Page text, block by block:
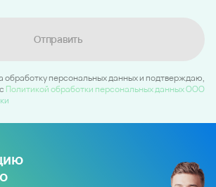
Отправить
обработку персональных данных и подтверждаю,
Политикой обработки персональных данных ООО